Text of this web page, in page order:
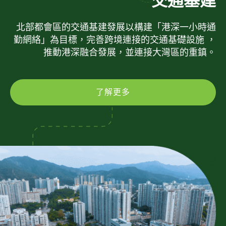
北部都會區的交通基建發展以構建「港深一小時通
勤網絡」為目標，完善跨境連接的交通基礎設施 ，
推動港深融合發展，並連接大灣區的重鎮。
了解更多